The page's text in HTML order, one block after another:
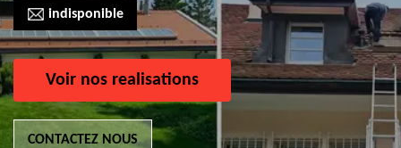
indisponible
Voir nos realisations
CONTACTEZ NOUS